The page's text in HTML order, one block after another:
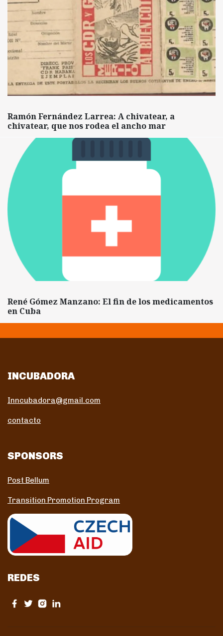
Ramón Fernández Larrea: A chivatear, a
chivatear, que nos rodea el ancho mar
René Gómez Manzano: El fin de los medicamentos
en Cuba
INCUBADORA
Inncubadora@gmail.com
contacto
SPONSORS
Post Bellum
Transition Promotion Program
REDES